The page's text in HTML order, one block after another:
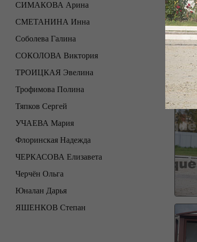
СИМАКОВА Арина
СМЕТАНИНА Инна
Соболева Галина
СОКОЛОВА Виктория
ТРОИЦКАЯ Эвелина
Трофимова Полина
Тяпков Сергей
УЧАЕВА Мария
Флоринская Надежда
ЧЕРКАСОВА Елизавета
Черчён Ольга
Юналан Дарья
ЯШЕНКОВ Степан